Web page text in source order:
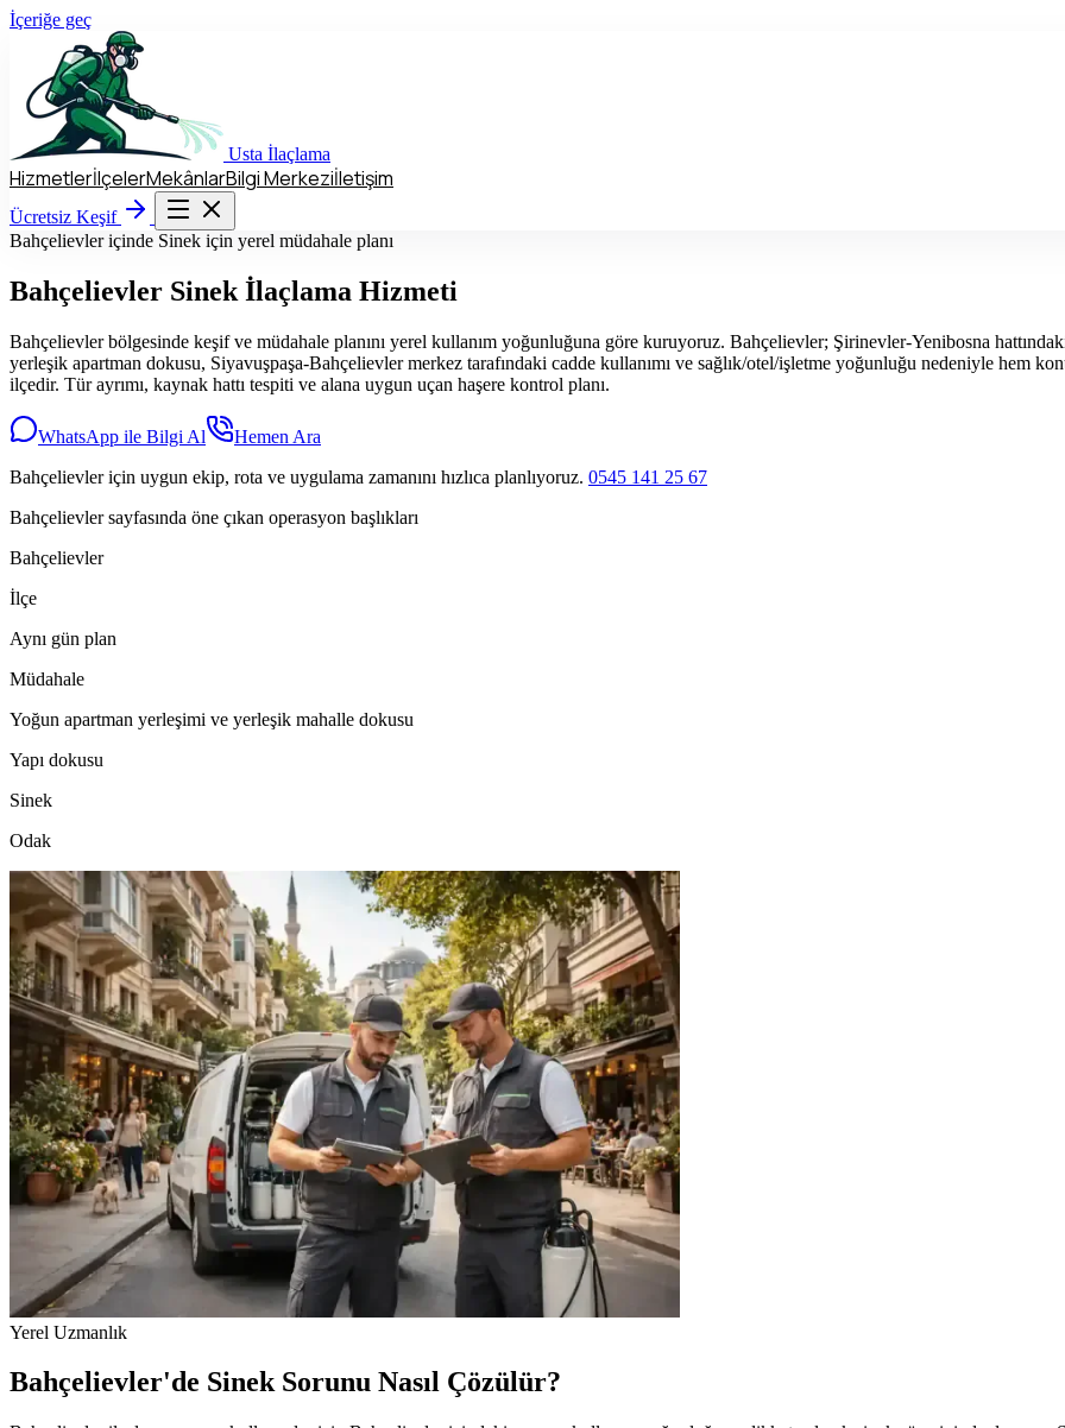
İçeriğe geç
Usta İlaçlama
HizmetlerİlçelerMekânlarBilgi Merkeziİletişim
Ücretsiz Keşif
Hizmetler İlçeler Mekânlar Bilgi Merkezi
Bahçelievler içinde Sinek için yerel müdahale planı
Bahçelievler Sinek İlaçlama Hizmeti
Bahçelievler bölgesinde keşif ve müdahale planını yerel kullanım yoğunluğuna göre kuruyoruz. Bahçelievler; Şirinevler-Yenibosna
yerleşik apartman dokusu, Siyavuşpaşa-Bahçelievler merkez tarafındaki cadde kullanımı ve sağlık/otel/işletme yoğunluğu nedeniyle hem
ilçedir. Tür ayrımı, kaynak hattı tespiti ve alana uygun uçan haşere kontrol planı.
WhatsApp ile Bilgi Al
Hemen Ara
Bahçelievler için uygun ekip, rota ve uygulama zamanını hızlıca planlıyoruz. 0545 141 25 67
Bahçelievler sayfasında öne çıkan operasyon başlıkları
Bahçelievler
İlçe
Aynı gün plan
Müdahale
Yoğun apartman yerleşimi ve yerleşik mahalle dokusu
Yapı dokusu
Sinek
Odak
Yerel Uzmanlık
Bahçelievler'de Sinek Sorunu Nasıl Çözülür?